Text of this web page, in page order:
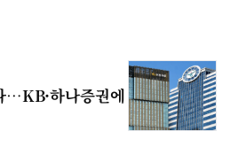
…KB·하나증권에